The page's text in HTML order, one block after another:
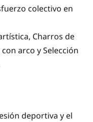
colectivo en
Charros de
arco y Selección
deportiva y el